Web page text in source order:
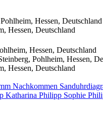
Hessen, Deutschland
Hessen, Deutschland
Hessen, Deutschland
Pohlheim, Hessen,
Hessen, Deutschland
Nachkommen
Katharina Philipp Sophie